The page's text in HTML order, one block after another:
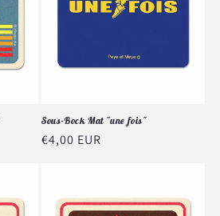
Sous-Bock Mat "une fois"
Prix
€4,00 EUR